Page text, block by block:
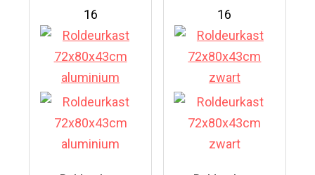
16 16